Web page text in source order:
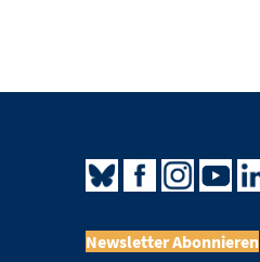
Newsletter Abonnieren